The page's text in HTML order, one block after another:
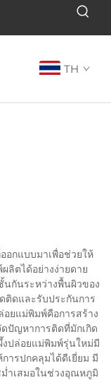
TH
อกแบบมาเพื่อช่วยให้
ลิตได้อย่างง่ายดาย
กันระหว่างพื้นผิวของ
ติดและรับประกันการ
ยแม่พิมพ์คือการสร้าง
ปัญหาการติดที่มักเกิด
ปล่อยแม่พิมพ์รุ่นใหม่มี
ารปกคลุมได้ดีเยี่ยม มี
ำเสมอในช่วงอุณหภูมิ